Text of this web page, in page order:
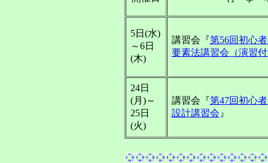
5日(水)
～6日
(木)
講習会『第56回初心
要素法講習会（演習
24日
(月)～
25日
(火)
講習会『第47回初心
設計講習会 』